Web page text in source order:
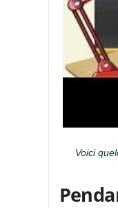
Voici